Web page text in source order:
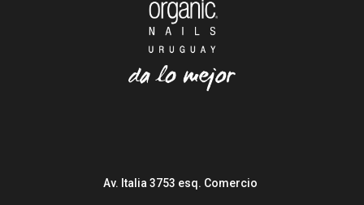
Av. Italia 3753 esq. Comercio